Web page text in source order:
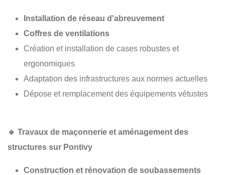
Installation de réseau d'abreuvement
Coffres de ventilations
Création et installation de cases robustes et
ergonomiques
Adaptation des infrastructures aux normes actuelles
Dépose et remplacement des équipements vétustes
🔹 Travaux de maçonnerie et aménagement des
structures sur Pontivy
Construction et rénovation de soubassements